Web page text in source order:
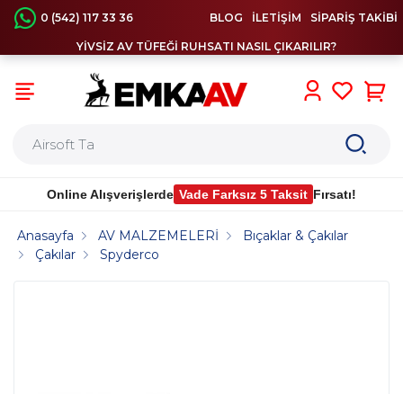
0 (542) 117 33 36 BLOG İLETİŞİM SİPARİŞ TAKİBİ
YİVSİZ AV TÜFEĞİ RUHSATI NASIL ÇIKARILIR?
Online Alışverişlerde Vade Farksız 5 Taksit Fırsatı!
Anasayfa AV MALZEMELERİ
Bıçaklar & Çakılar
Çakılar
Spyderco